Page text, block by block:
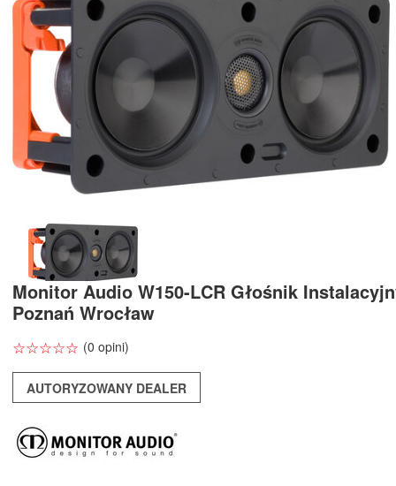
Monitor Audio W150-LCR Głośnik
Poznań Wrocław
☆☆☆☆☆
★★★★★ (0 opini)
AUTORYZOWANY DEALER